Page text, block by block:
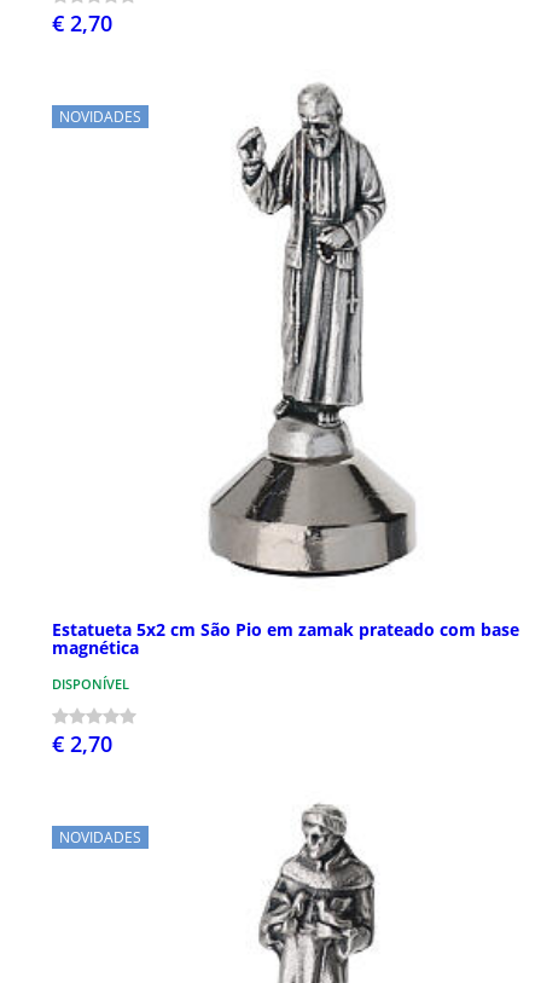
€ 2,70
NOVIDADES
Estatueta 5x2 cm São Pio em zamak prateado com base
magnética
DISPONÍVEL
€ 2,70
NOVIDADES